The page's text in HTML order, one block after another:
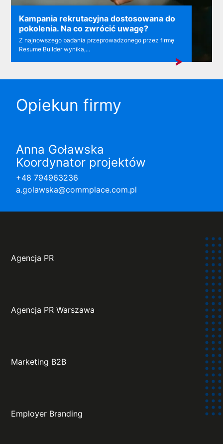
Kampania rekrutacyjna dostosowana do
pokolenia. Na co zwrócić uwagę?
Z najnowszego badania przeprowadzonego przez firmę
Resume Builder wynika,...
Opiekun firmy
Anna Goławska
Koordynator projektów
+48 794963236
a.golawska@commplace.com.pl
Agencja PR
Agencja PR Warszawa
Marketing B2B
Employer Branding